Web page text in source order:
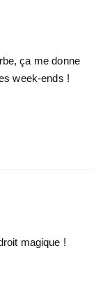
ça me donne
week-ends !
magique !